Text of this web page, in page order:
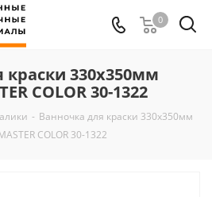
0
краски 330x350мм
COLOR 30-1322
- Ванночка для краски 330x350мм
COLOR 30-1322